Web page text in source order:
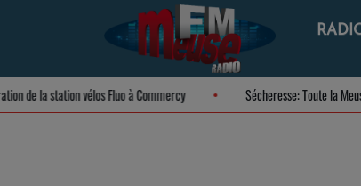
de la station vélos Fluo à Commercy Sécheresse: Toute la